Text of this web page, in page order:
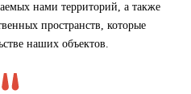
нами территорий, а также
пространств, которые
наших объектов.